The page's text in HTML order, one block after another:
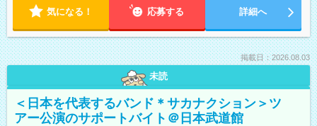
気になる！ 応募する 詳細へ
掲載日：2026.08.03
未読
＜日本を代表するバンド＊サカナクション＞ツ
アー公演のサポートバイト＠日本武道館